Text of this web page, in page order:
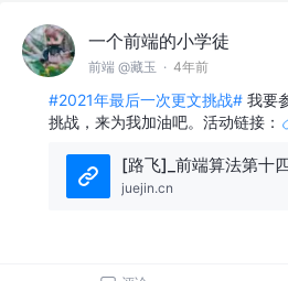
一个前端的小学徒
前端 @藏玉 · 4年前
#2021年最后一次更文挑战# 我要
挑战，来为我加油吧。活动链接：
juejin.cn